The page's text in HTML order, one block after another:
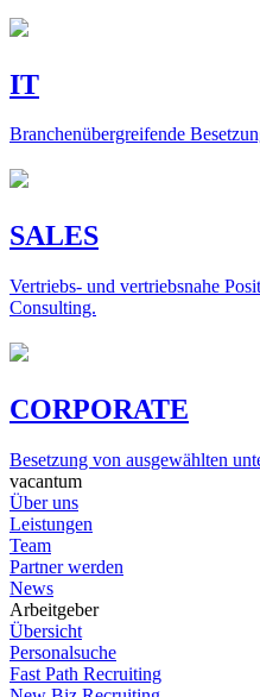
IT
Branchenübergreifende
SALES
Vertriebs- und vertriebsnahe
Consulting.
CORPORATE
Besetzung von ausgewählten
vacantum
Über uns
Leistungen
Team
Partner werden
News
Arbeitgeber
Übersicht
Personalsuche
Fast Path Recruiting